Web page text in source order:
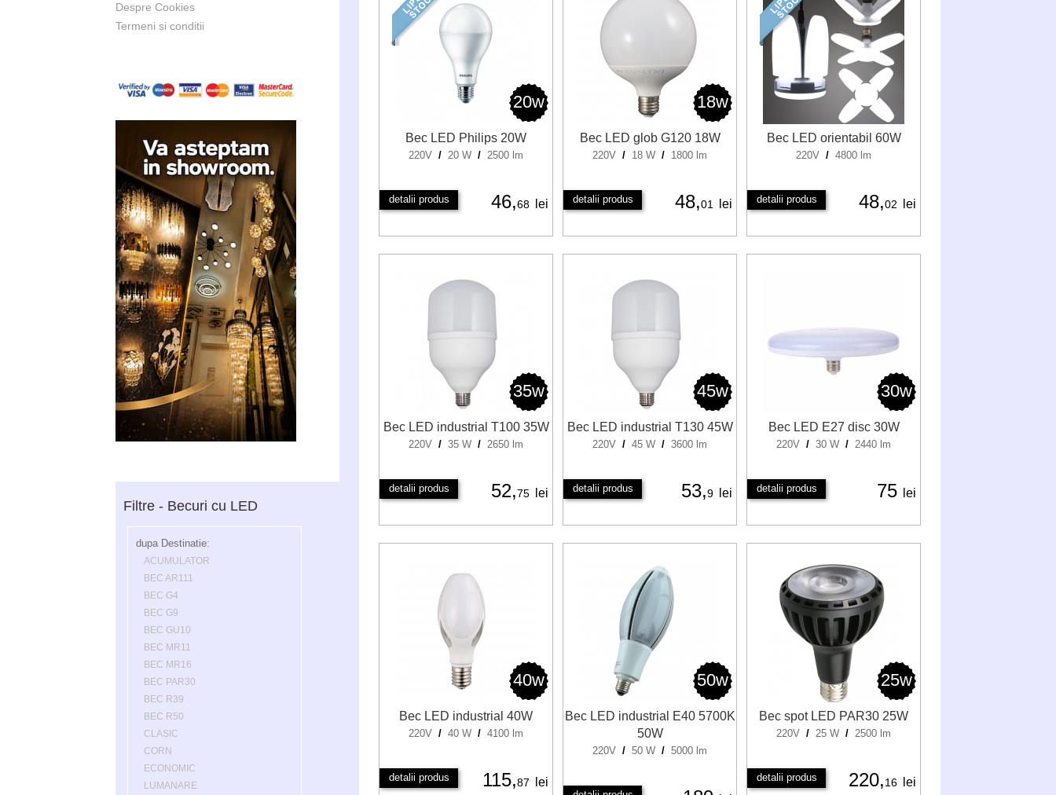
Despre Cookies
Termeni si conditii
Filtre - Becuri cu LED
dupa Destinatie:
ACUMULATOR
BEC AR111
BEC G4
BEC G9
BEC GU10
BEC MR11
BEC MR16
BEC PAR30
BEC R39
BEC R50
CLASIC
CORN
ECONOMIC
LUMANARE
20w
Bec LED Philips 20W
220V / 20 W / 2500 lm
detalii produs 46,68 lei
18w
Bec LED glob G120 18W
220V / 18 W / 1800 lm
detalii produs 48,01 lei
Bec LED orientabil 60W
220V / 4800 lm
detalii produs 48,02 lei
35w
Bec LED industrial T100 35W
220V / 35 W / 2650 lm
detalii produs 52,75 lei
45w
Bec LED industrial T130 45W
220V / 45 W / 3600 lm
detalii produs 53,9 lei
30w
Bec LED E27 disc 30W
220V / 30 W / 2440 lm
detalii produs 75 lei
40w
Bec LED industrial 40W
220V / 40 W / 4100 lm
detalii produs 115,87 lei
50w
Bec LED industrial E40 5700K
50W
220V / 50 W / 5000 lm
25w
Bec spot LED PAR30 25W
220V / 25 W / 2500 lm
detalii produs 220,16 lei